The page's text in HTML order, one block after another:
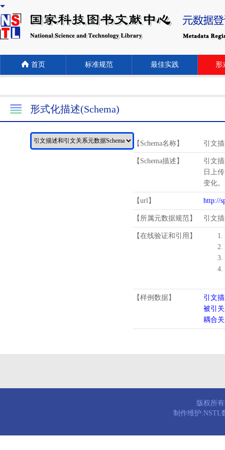
首页 标准规范 最佳实践 形
形式化描述(Schema)
【Schema名称】 引文
【Schema描述】
引文
日上
变化。
【url】 http://
【所属元数据规范】 引文
【在线验证和引用】
1.
2.
3.
4.
【样例数据】
引文
被引
耦合
版权所
制作维护:NSTL